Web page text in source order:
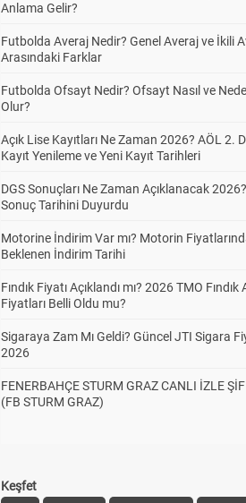
Anlama Gelir?
Futbolda Averaj Nedir? Genel Averaj ve İkili
Arasındaki Farklar
Futbolda Ofsayt Nedir? Ofsayt Nasıl ve
Olur?
Açık Lise Kayıtları Ne Zaman 2026? AÖL 2.
Kayıt Yenileme ve Yeni Kayıt Tarihleri
DGS Sonuçları Ne Zaman Açıklanacak
Sonuç Tarihini Duyurdu
Motorine İndirim Var mı? Motorin
Beklenen İndirim Tarihi
Fındık Fiyatı Açıklandı mı? 2026 TMO Fındık
Fiyatları Belli Oldu mu?
Sigaraya Zam Mı Geldi? Güncel JTI Sigara
2026
FENERBAHÇE STURM GRAZ CANLI İZLE
(FB STURM GRAZ)
Keşfet